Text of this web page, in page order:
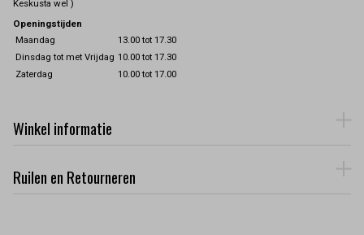
Keskusta wel )
Openingstijden
Maandag
13.00 tot 17.30
Dinsdag tot met Vrijdag 10.00 tot 17.30
Zaterdag
10.00 tot 17.00
Winkel informatie
Ruilen en Retourneren